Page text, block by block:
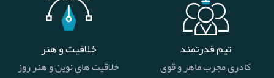
تیم قدرتمند
کادری مجرب ماهر و قوی
خلاقیت و هنر
خلاقیت های نوین و هنر روز